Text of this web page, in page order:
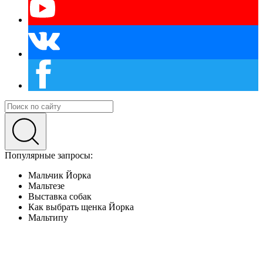
Популярные запросы:
Мальчик Йорка
Мальтезе
Выставка собак
Как выбрать щенка Йорка
Мальтипу